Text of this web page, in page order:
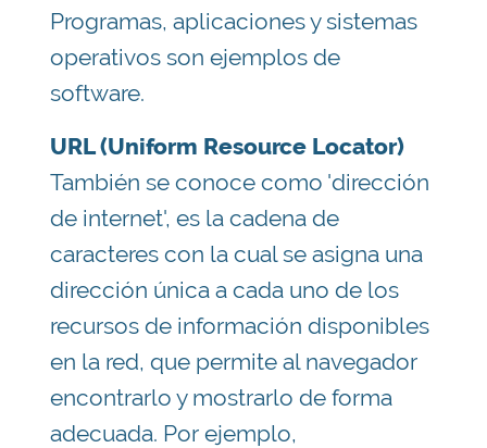
Programas, aplicaciones y sistemas
operativos son ejemplos de
software.
URL (Uniform Resource Locator)
También se conoce como 'dirección
de internet', es la cadena de
caracteres con la cual se asigna una
dirección única a cada uno de los
recursos de información disponibles
en la red, que permite al navegador
encontrarlo y mostrarlo de forma
adecuada. Por ejemplo,